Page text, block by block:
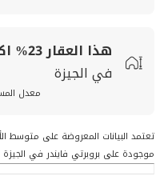
هذا العقار23%
في الجيزة
معدل
تعتمد البيانات المعروضة على متوسط
موجودة على بروبرتي فايندر في الجيزة